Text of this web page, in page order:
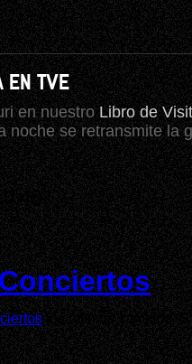
EN TVE
en nuestroLibro de
noche se retransmite la
los últimos cambios.